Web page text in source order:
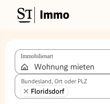
Immo
Immobilienart
Bundesland, Ort oder PLZ
Floridsdorf